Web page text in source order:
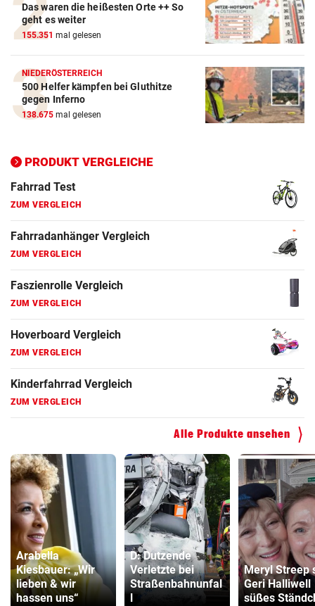
Das waren die heißesten Orte ++ So
geht es weiter
155.351 mal gelesen
NIEDERÖSTERREICH
500 Helfer kämpfen bei Gluthitze
gegen Inferno
138.675 mal gelesen
PRODUKT VERGLEICHE
ZUM VERGLEICH
E-Bike Vergleich
ZUM VERGLEICH
Elektro-Scooter Vergleich
ZUM VERGLEICH
ZUM VERGLEICH
Fahrrad Test
ZUM VERGLEICH
Fahrradanhänger Vergleich
ZUM VERGLEICH
Faszienrolle Vergleich
ZUM VERGLEICH
Hoverboard Vergleich
ZUM VERGLEICH
Kinderfahrrad Vergleich
ZUM VERGLEICH
Alle Produkte ansehen
Arabella
Kiesbauer: „Wir
lieben & wir
hassen uns“
D: Dutzende
Verletzte bei
Straßenbahnunfal
l
Meryl Streep
Geri Halliwell
süßes